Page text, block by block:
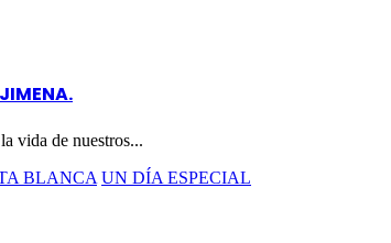
vida de nuestros...
BLANCA UN DÍA ESPECIAL